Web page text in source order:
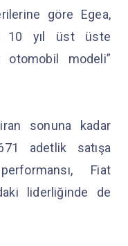
göre Egea,
10 yıl üst üste
otomobil modeli”
sonuna kadar
adetlik satışa
Fiat
liderliğinde de